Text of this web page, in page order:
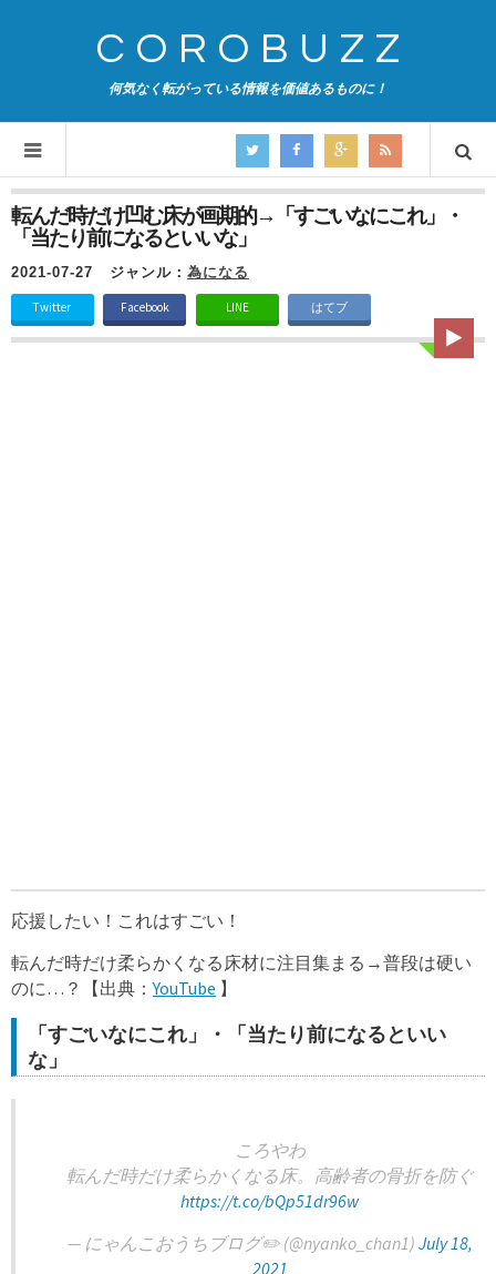
COROBUZZ
何気なく転がっている情報を価値あるものに！
転んだ時だけ凹む床が画期的→「すごいなにこれ」・
「当たり前になるといいな」
2021-07-27 ジャンル： 為になる
Twitter Facebook LINE はてブ
応援したい！これはすごい！
転んだ時だけ柔らかくなる床材に注目集まる→普段は硬い
のに…？【出典：YouTube 】
「すごいなにこれ」・「当たり前になるといい
な」
ころやわ
転んだ時だけ柔らかくなる床。高齢者の骨折を防ぐ
https://t.co/bQp51dr96w
— にゃんこおうちブログ✏️ (@nyanko_chan1) July 18,
2021